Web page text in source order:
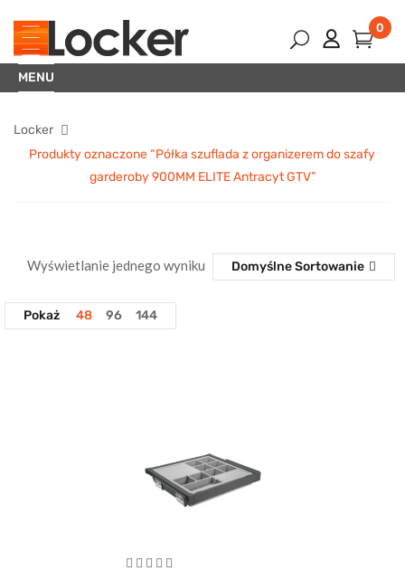
0
MENU
Locker
Produkty oznaczone “Półka szuflada z organizerem do szafy
garderoby 900MM ELITE Antracyt GTV”
Wyświetlanie jednego wyniku Domyślne Sortowanie
Pokaż 48 96 144